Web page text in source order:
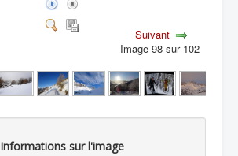
Suivant
Image 98 sur 102
Informations sur l'image